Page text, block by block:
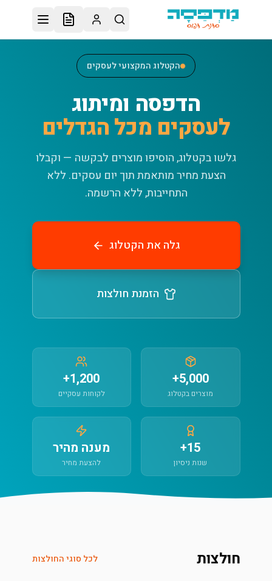
דלג לתוכן הראשי
הקטלוג המקצועי לעסקים
הדפסה ומיתוג
לעסקים מכל הגדלים
גלשו בקטלוג, הוסיפו מוצרים לבקשה — וקבלו
הצעת מחיר מותאמת תוך יום עסקים. ללא
התחייבות, ללא הרשמה.
גלה את הקטלוג
הזמנת חולצות
5,000+
מוצרים בקטלוג
1,200+
לקוחות עסקיים
15+
שנות ניסיון
מענה מהיר
להצעת מחיר
חולצות לכל סוגי החולצות